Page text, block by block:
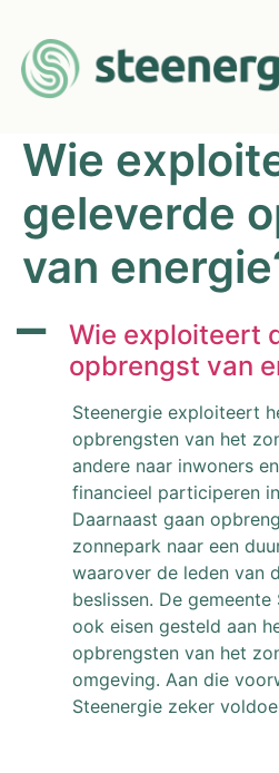
Wie
geleverde
van
A
Wie exploiteert
opbrengst van
Steenergie exploiteert
opbrengsten van het
andere naar inwoners
financieel participeren
Daarnaast gaan
zonnepark naar een
waarover de leden van
beslissen. De
ook eisen gesteld aan
opbrengsten van het
omgeving. Aan die
Steenergie zeker